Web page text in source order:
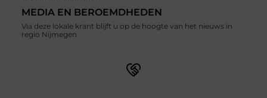
MEDIA EN BEROEMDHEDEN
Via deze lokale krant blijft u op de hoogte van het nieuws in
regio Nijmegen